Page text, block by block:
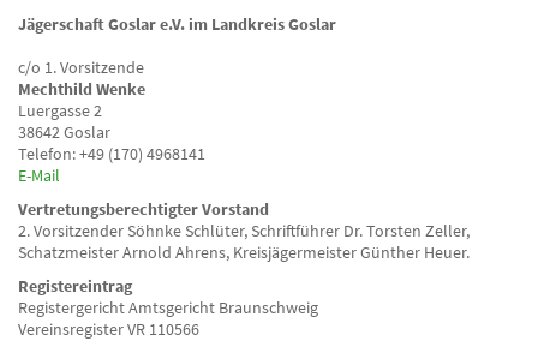
Jägerschaft Goslar e.V. im Landkreis Goslar
c/o 1. Vorsitzende
Mechthild Wenke
Luergasse 2
38642 Goslar
Telefon: +49 (170) 4968141
E-Mail
Vertretungsberechtigter Vorstand
2. Vorsitzender Söhnke Schlüter, Schriftführer Dr. Torsten Zeller,
Schatzmeister Arnold Ahrens, Kreisjägermeister Günther Heuer.
Registereintrag
Registergericht Amtsgericht Braunschweig
Vereinsregister VR 110566